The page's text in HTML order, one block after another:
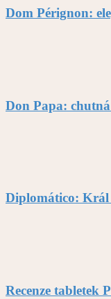
Dom Pérignon:
Don Papa:
Diplomático:
Recenze tabletek